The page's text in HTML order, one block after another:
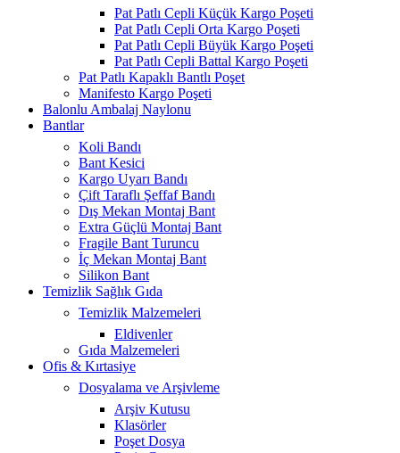
Pat Patlı Cepli Küçük Kargo Poşeti
Pat Patlı Cepli Orta Kargo Poşeti
Pat Patlı Cepli Büyük Kargo Poşeti
Pat Patlı Cepli Battal Kargo Poşeti
Pat Patlı Kapaklı Bantlı Poşet
Manifesto Kargo Poşeti
Balonlu Ambalaj Naylonu
Bantlar
Koli Bandı
Bant Kesici
Kargo Uyarı Bandı
Çift Taraflı Şeffaf Bandı
Dış Mekan Montaj Bant
Extra Güçlü Montaj Bant
Fragile Bant Turuncu
İç Mekan Montaj Bant
Silikon Bant
Temizlik Sağlık Gıda
Temizlik Malzemeleri
Eldivenler
Gıda Malzemeleri
Ofis & Kırtasiye
Dosyalama ve Arşivleme
Arşiv Kutusu
Klasörler
Poşet Dosya